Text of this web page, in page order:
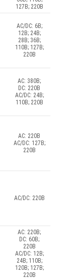
127В; 220В
AC/DC: 6В;
12В; 24В;
28В; 36В;
110В; 127В;
220В
AC: 380В;
DC: 220В
AC/DC: 24В;
110В; 220В
AC: 220В
AC/DC: 127В;
220В
AC/DC: 220В
AC: 220В;
DC: 60В;
220В
AC/DC: 12В;
24В; 110В;
120В; 127В;
220В